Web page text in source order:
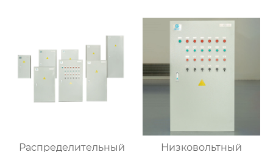
Распределительный
Низковольтный